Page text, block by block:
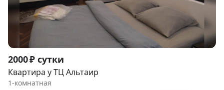
Item
1
of
2000 ₽ сутки
Квартира у ТЦ Альтаир
1-комнатная